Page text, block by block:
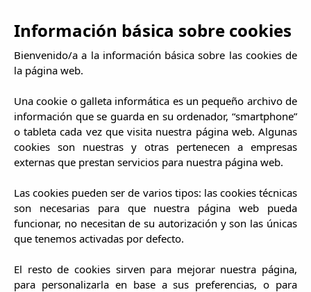
entrada
salida
Cancelación de reserva
sin gastos*
Información básica sobre cookies
Bienvenido/a a la información básica sobre las cookies de
la página web.
Una cookie o galleta informática es un pequeño archivo de
información que se guarda en su ordenador, “smartphone”
o tableta cada vez que visita nuestra página web. Algunas
cookies son nuestras y otras pertenecen a empresas
externas que prestan servicios para nuestra página web.
Las cookies pueden ser de varios tipos: las cookies técnicas
son necesarias para que nuestra página web pueda
funcionar, no necesitan de su autorización y son las únicas
que tenemos activadas por defecto.
El resto de cookies sirven para mejorar nuestra página,
para personalizarla en base a sus preferencias, o para